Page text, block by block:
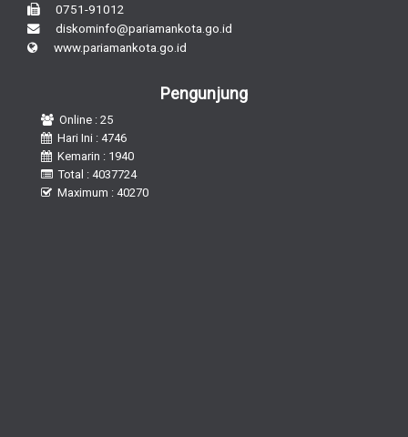
0751-91012
diskominfo@pariamankota.go.id
www.pariamankota.go.id
Pengunjung
Online : 25
Hari Ini : 4746
Kemarin : 1940
Total : 4037724
Maximum : 40270